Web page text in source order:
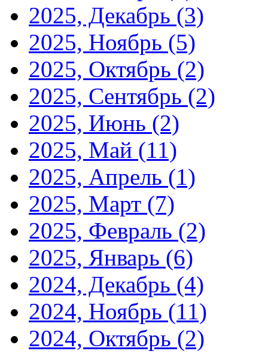
2025, Декабрь (3)
2025, Ноябрь (5)
2025, Октябрь (2)
2025, Сентябрь (2)
2025, Июнь (2)
2025, Май (11)
2025, Апрель (1)
2025, Март (7)
2025, Февраль (2)
2025, Январь (6)
2024, Декабрь (4)
2024, Ноябрь (11)
2024, Октябрь (2)